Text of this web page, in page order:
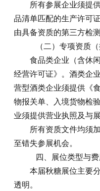
所有参展企业须提
品清单匹配的生产许可
由具备资质的第三方检
（二）专项资质
食品类企业（含休
经营许可证》。酒类企
营型酒类企业须提供《
物报关单、入境货物检
业须提供营业执照及与
所有资质文件均须
至错失参展机会。
四、展位类型与
本届秋糖展位主要
透明。